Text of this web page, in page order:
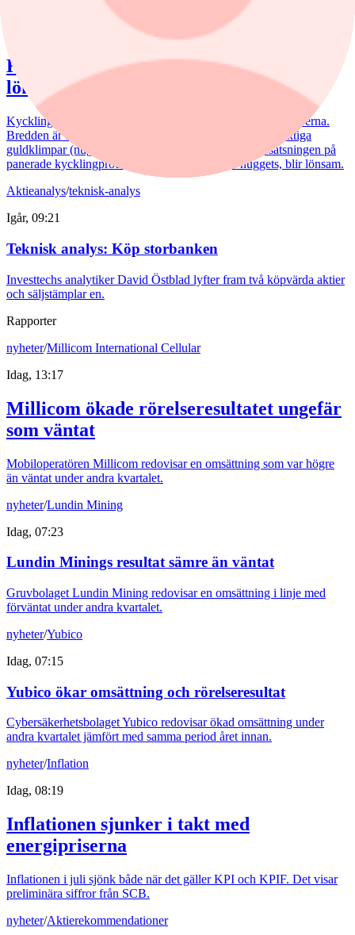
Aktieanalys
Kommentar: Kan nuggets bli lika
lönsamma som kycklingfilé?
Kycklingproducenten Scandi Standard håller hög fart i affärerna.
Bredden är uppfriskande och flera av affärerna kan bli riktiga
guldklimpar (nuggets). Fast då vill det till att just storsatsningen på
panerade kycklingprodukter, av typen chicken nuggets, blir lönsam.
Aktieanalys/teknisk-analys
Igår, 09:21
Teknisk analys: Köp storbanken
Investtechs analytiker David Östblad lyfter fram två köpvärda aktier
och säljstämplar en.
Rapporter
nyheter/Millicom International Cellular
Idag, 13:17
Millicom ökade rörelseresultatet ungefär
som väntat
Mobiloperatören Millicom redovisar en omsättning som var högre
än väntat under andra kvartalet.
nyheter/Lundin Mining
Idag, 07:23
Lundin Minings resultat sämre än väntat
Gruvbolaget Lundin Mining redovisar en omsättning i linje med
förväntat under andra kvartalet.
nyheter/Yubico
Idag, 07:15
Yubico ökar omsättning och rörelseresultat
Cybersäkerhetsbolaget Yubico redovisar ökad omsättning under
andra kvartalet jämfört med samma period året innan.
nyheter/Inflation
Idag, 08:19
Inflationen sjunker i takt med
energipriserna
Inflationen i juli sjönk både när det gäller KPI och KPIF. Det visar
preliminära siffror från SCB.
nyheter/Aktierekommendationer